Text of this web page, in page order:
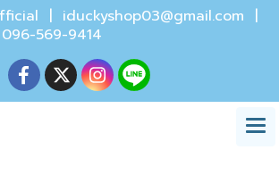
| iduckyshop03@gmail.com |
096-569-9414